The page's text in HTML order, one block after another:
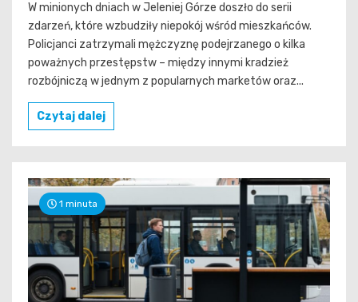
W minionych dniach w Jeleniej Górze doszło do serii
zdarzeń, które wzbudziły niepokój wśród mieszkańców.
Policjanci zatrzymali mężczyznę podejrzanego o kilka
poważnych przestępstw – między innymi kradzież
rozbójniczą w jednym z popularnych marketów oraz...
Czytaj dalej
1 minuta